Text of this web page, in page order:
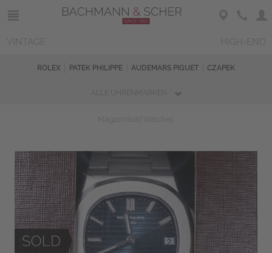
ROLEX PATEK PHILIPPE AUDEMARS PIGUET CZAPEK